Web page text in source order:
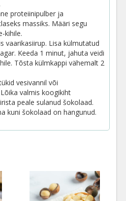
proteiinipulber ja
massiks. Määri segu
kihile.
vaarikasiirup. Lisa külmutatud
Keeda 1 minut, jahuta veidi
Tõsta külmkappi vähemalt 2
vesivannil või
valmis koogikiht
peale sulanud šokolaad.
kuni šokolaad on hangunud.